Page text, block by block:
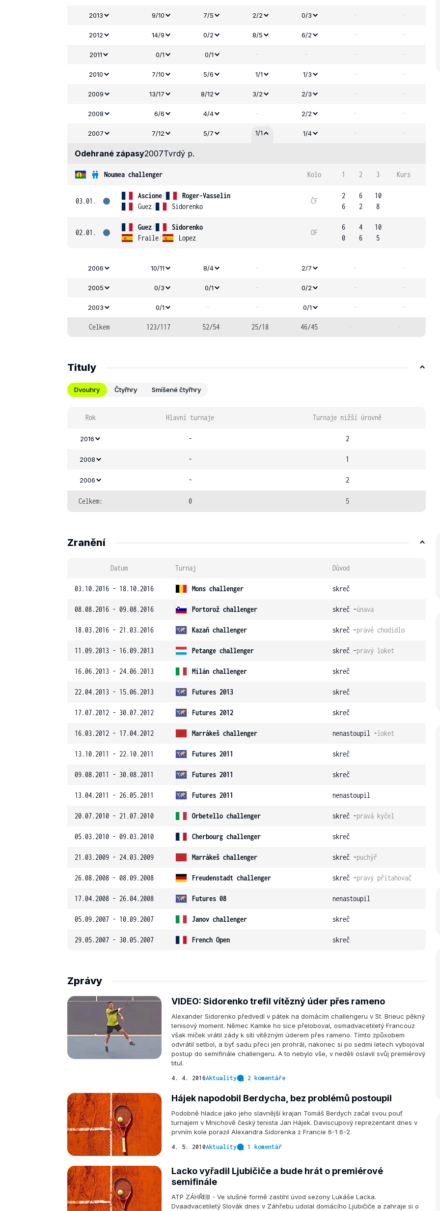
2013 9/10 7/5 2/2 0/3 - -
2012 14/9 0/2 8/5 6/2 - -
2011 0/1 0/1 - - - -
2010 7/10 5/6 1/1 1/3 - -
2009 13/17 8/12 3/2 2/3 - -
2008 6/6 4/4 - 2/2 - -
2007 7/12 5/7 1/1 1/4 - -
Odehrané zápasy2007Tvrdý p.
Noumea challenger Kolo 1 2 3 Kurs
03.01.
Ascione/
Roger-Vasselin
Guez/ Sidorenko
ČF
2
6
6
2
10
8
02.01.
Guez/
Sidorenko
Fraile/ Lopez
OF
6
0
4
6
10
5
2006 10/11 8/4 - 2/7 - -
2005 0/3 0/1 - 0/2 - -
2003 0/1 - - 0/1 - -
Celkem 123/117 52/54 25/18 46/45 - -
Tituly
Dvouhry Čtyřhry Smíšené čtyřhry
Rok Hlavní turnaje Turnaje nižší úrovně
2016 - 2
2008 - 1
2006 - 2
Celkem: 0 5
Zranění
Datum Turnaj Důvod
03.10.2016 - 18.10.2016 Mons challenger skreč
08.08.2016 - 09.08.2016 Portorož challenger skreč -únava
18.03.2016 - 21.03.2016 Kazaň challenger skreč -pravé chodidlo
11.09.2013 - 16.09.2013 Petange challenger skreč -pravý loket
16.06.2013 - 24.06.2013 Milán challenger skreč
22.04.2013 - 15.06.2013 Futures 2013 skreč
17.07.2012 - 30.07.2012 Futures 2012 skreč
16.03.2012 - 17.04.2012 Marrákeš challenger nenastoupil -loket
13.10.2011 - 22.10.2011 Futures 2011 skreč
09.08.2011 - 30.08.2011 Futures 2011 skreč
13.04.2011 - 26.05.2011 Futures 2011 nenastoupil
20.07.2010 - 21.07.2010 Orbetello challenger skreč -pravá kyčel
05.03.2010 - 09.03.2010 Cherbourg challenger skreč
21.03.2009 - 24.03.2009 Marrákeš challenger skreč -puchýř
26.08.2008 - 08.09.2008 Freudenstadt challenger skreč -pravý přitahovač
17.04.2008 - 26.04.2008 Futures 08 nenastoupil
05.09.2007 - 10.09.2007 Janov challenger skreč
29.05.2007 - 30.05.2007 French Open skreč
Zprávy
VIDEO: Sidorenko trefil vítězný úder přes rameno
Alexander Sidorenko předvedl v pátek na domácím challengeru v St. Brieuc pěkný
tenisový moment. Němec Kamke ho sice přeloboval, osmadvacetiletý Francouz
však míček vrátil zády k síti vítězným úderem přes rameno. Tímto způsobem
odvrátil setbol, a byť sadu přeci jen prohrál, nakonec si po sedmi letech vybojoval
postup do semifinále challengeru. A to nebylo vše, v neděli oslavil svůj premiérový
titul.
4. 4. 2016Aktuality 2 komentáře
Hájek napodobil Berdycha, bez problémů postoupil
Podobně hladce jako jeho slavnější krajan Tomáš Berdych začal svou pouť
turnajem v Mnichově český tenista Jan Hájek. Daviscupový reprezentant dnes v
prvním kole porazil Alexandra Sidorenka z Francie 6-1 6-2.
4. 5. 2010Aktuality 1 komentář
Lacko vyřadil Ljubičiče a bude hrát o premiérové
semifinále
ATP ZÁHŘEB - Ve slušné formě zastihl úvod sezony Lukáše Lacka.
Dvaadvacetiletý Slovák dnes v Záhřebu udolal domácího Ljubičiče a zahraje si o